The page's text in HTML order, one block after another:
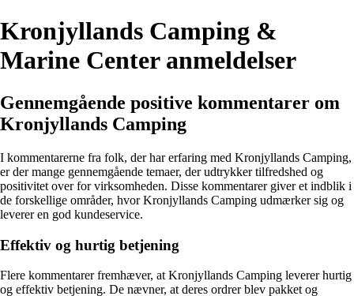
Kronjyllands Camping &
Marine Center anmeldelser
Gennemgående positive kommentarer om
Kronjyllands Camping
I kommentarerne fra folk, der har erfaring med Kronjyllands Camping,
er der mange gennemgående temaer, der udtrykker tilfredshed og
positivitet over for virksomheden. Disse kommentarer giver et indblik i
de forskellige områder, hvor Kronjyllands Camping udmærker sig og
leverer en god kundeservice.
Effektiv og hurtig betjening
Flere kommentarer fremhæver, at Kronjyllands Camping leverer hurtig
og effektiv betjening. De nævner, at deres ordrer blev pakket og